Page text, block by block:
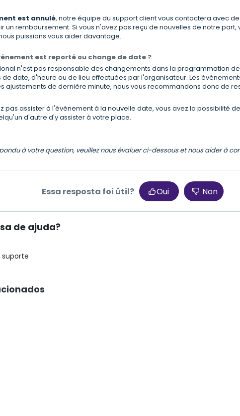
est annulé, notre équipe du support client vous contactera avec
un remboursement. Si vous n'avez pas reçu de nouvelles de notre part,
puissions vous aider davantage.
est reporté ou change de date ?
n'est pas responsable des changements dans la programmation
date, d'heure ou de lieu effectuées par l'organisateur. Les
ajustements de dernière minute, nous vous recommandons donc de
pas assister à l'événement à la nouvelle date, vous avez la possibilité
d'autre d'y assister à votre place.
à votre question, veuillez nous évaluer ci-dessous et nous aider à
Essa resposta foi útil? Oui Non
de ajuda?